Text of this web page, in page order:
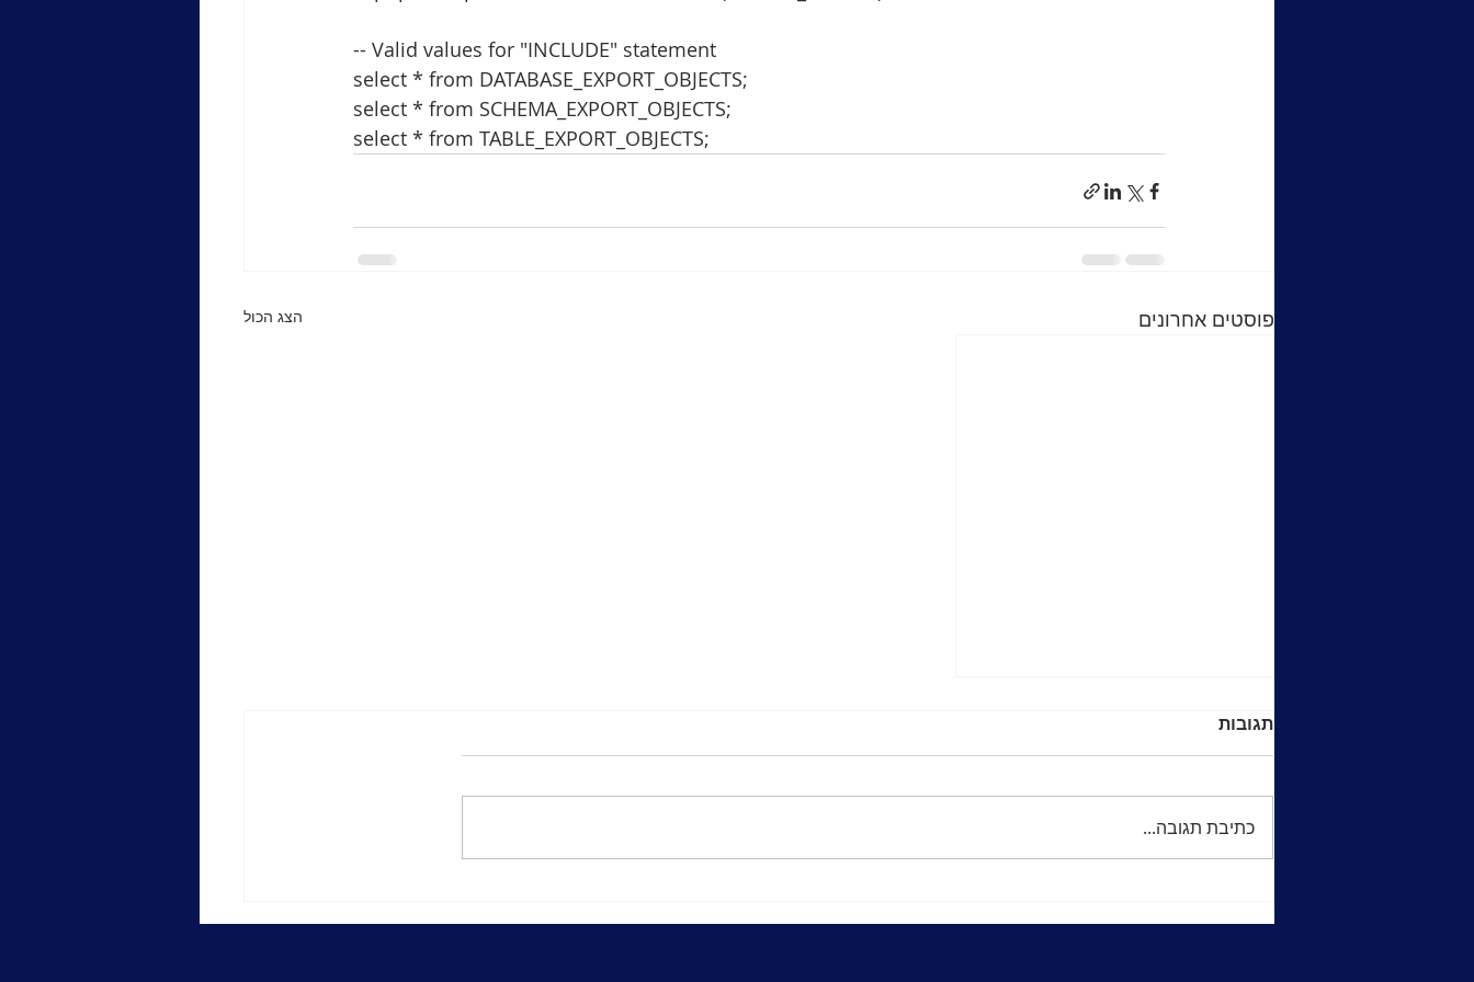
-- Valid values for "INCLUDE" statement
select * from DATABASE_EXPORT_OBJECTS;
select * from SCHEMA_EXPORT_OBJECTS;
select * from TABLE_EXPORT_OBJECTS;
פוסטים אחרונים הצג הכול
After logon trigger - trace
user sessions
trigger -- -- Tables: -- --
SYS.XX_LOGIN_TRACE_CONDITI
תגובות
כתיבת תגובה...